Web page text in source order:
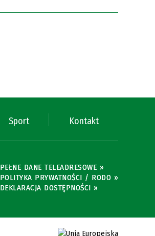
Sport Kontakt
PEŁNE DANE TELEADRESOWE »
POLITYKA PRYWATNOŚCI / RODO »
DEKLARACJA DOSTĘPNOŚCI »